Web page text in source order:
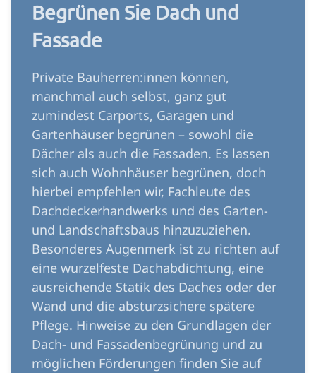
Begrünen Sie Dach und
Fassade
Private Bauherren:innen können,
manchmal auch selbst, ganz gut
zumindest Carports, Garagen und
Gartenhäuser begrünen – sowohl die
Dächer als auch die Fassaden. Es lassen
sich auch Wohnhäuser begrünen, doch
hierbei empfehlen wir, Fachleute des
Dachdeckerhandwerks und des Garten-
und Landschaftsbaus hinzuzuziehen.
Besonderes Augenmerk ist zu richten auf
eine wurzelfeste Dachabdichtung, eine
ausreichende Statik des Daches oder der
Wand und die absturzsichere spätere
Pflege. Hinweise zu den Grundlagen der
Dach- und Fassadenbegrünung und zu
möglichen Förderungen finden Sie auf